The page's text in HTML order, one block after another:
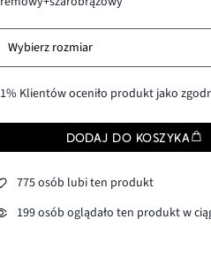
Wybierz rozmiar
Klientów oceniło produkt jako
DODAJ DO KOSZYKA
775 osób lubi ten produkt
199 osób oglądało ten produkt w